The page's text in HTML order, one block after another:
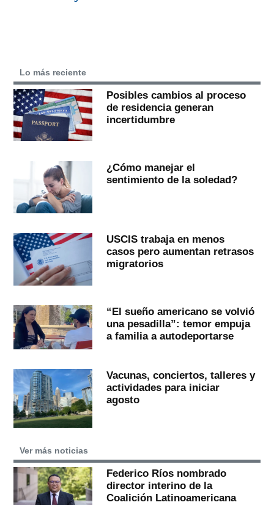
Lo más reciente
Posibles cambios al proceso
de residencia generan
incertidumbre
¿Cómo manejar el
sentimiento de la soledad?
USCIS trabaja en menos
casos pero aumentan retrasos
migratorios
“El sueño americano se volvió
una pesadilla”: temor empuja
a familia a autodeportarse
Vacunas, conciertos, talleres y
actividades para iniciar
agosto
Ver más noticias
Federico Ríos nombrado
director interino de la
Coalición Latinoamericana